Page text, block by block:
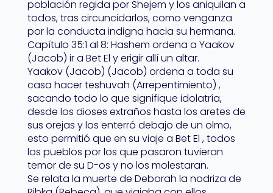
población regida por Shejem y los aniquilan a
todos, tras circuncidarlos, como venganza
por la conducta indigna hacia su hermana.
Capítulo 35:1 al 8: Hashem ordena a Yaakov
(Jacob) ir a Bet El y erigir allí un altar.
Yaakov (Jacob) (Jacob) ordena a toda su
casa hacer teshuvah (Arrepentimiento) ,
sacando todo lo que signifique idolatría,
desde los dioses extraños hasta los aretes de
sus orejas y los enterró debajo de un olmo,
esto permitió que en su viaje a Bet El , todos
los pueblos por los que pasaron tuvieran
temor de su D-os y no los molestaran.
Se relata la muerte de Deborah la nodriza de